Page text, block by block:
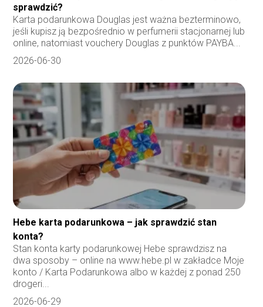
sprawdzić?
Karta podarunkowa Douglas jest ważna bezterminowo,
jeśli kupisz ją bezpośrednio w perfumerii stacjonarnej lub
online, natomiast vouchery Douglas z punktów PAYBA...
2026-06-30
Hebe karta podarunkowa – jak sprawdzić stan
konta?
Stan konta karty podarunkowej Hebe sprawdzisz na
dwa sposoby – online na www.hebe.pl w zakładce Moje
konto / Karta Podarunkowa albo w każdej z ponad 250
drogeri...
2026-06-29